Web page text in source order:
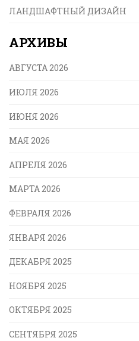
ЛАНДШАФТНЫЙ ДИЗАЙН
АРХИВЫ
АВГУСТА 2026
ИЮЛЯ 2026
ИЮНЯ 2026
МАЯ 2026
АПРЕЛЯ 2026
МАРТА 2026
ФЕВРАЛЯ 2026
ЯНВАРЯ 2026
ДЕКАБРЯ 2025
НОЯБРЯ 2025
ОКТЯБРЯ 2025
СЕНТЯБРЯ 2025